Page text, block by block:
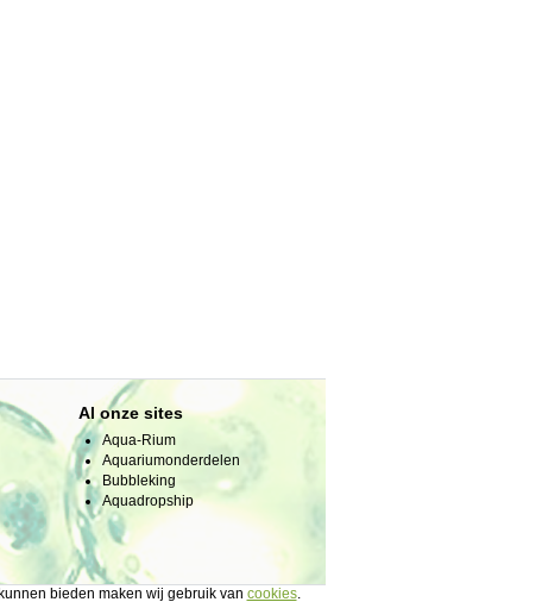
Al onze sites
Aqua-Rium
Aquariumonderdelen
Bubbleking
Aquadropship
bieden maken wij gebruik van cookies.